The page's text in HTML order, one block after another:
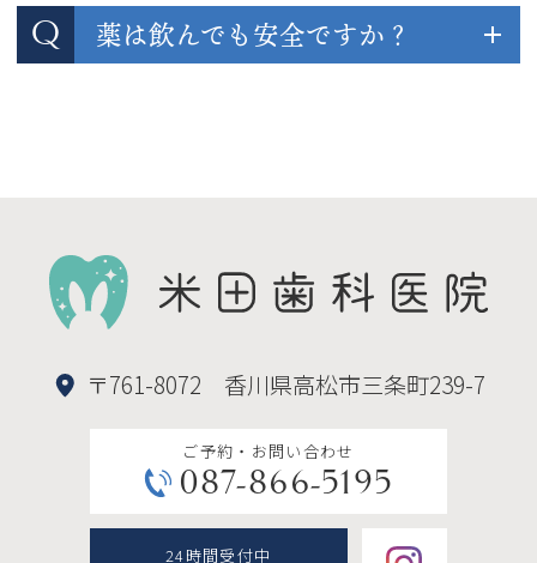
Q 薬は飲んでも安全ですか？
〒761-8072 香川県高松市三条町239-7
ご予約・お問い合わせ
087-866-5195
24時間受付中